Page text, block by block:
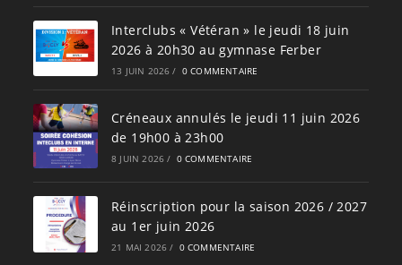
Interclubs « Vétéran » le jeudi 18 juin
2026 à 20h30 au gymnase Ferber
13 JUIN 2026 / 0 COMMENTAIRE
Créneaux annulés le jeudi 11 juin 2026
de 19h00 à 23h00
8 JUIN 2026 / 0 COMMENTAIRE
Réinscription pour la saison 2026 / 2027
au 1er juin 2026
21 MAI 2026 / 0 COMMENTAIRE